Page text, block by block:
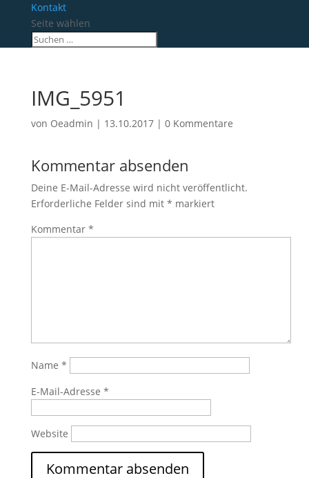
Kontakt
Seite wählen
IMG_5951
von Oeadmin | 13.10.2017| 0 Kommentare
Kommentar absenden
Deine E-Mail-Adresse wird nicht veröffentlicht.
Erforderliche Felder sind mit * markiert
Kommentar *
Name *
E-Mail-Adresse *
Website